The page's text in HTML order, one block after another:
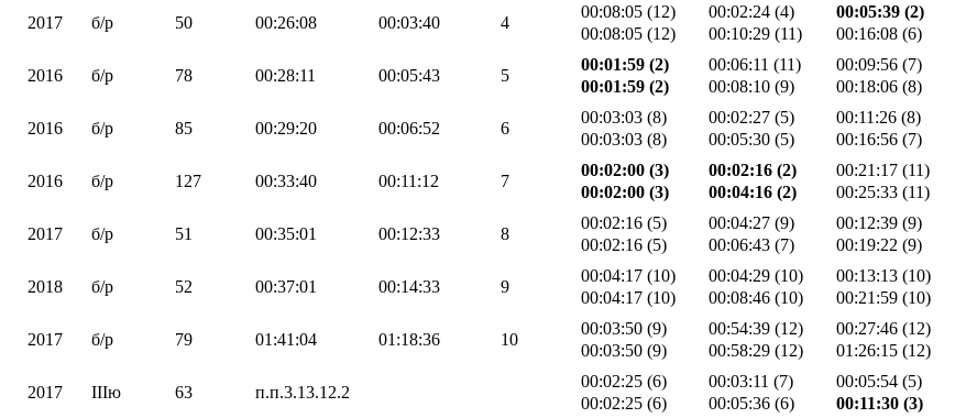
2017 б/р 50 00:26:08 00:03:40 4
00:08:05 (12)
00:08:05 (12)
00:02:24 (4)
00:10:29 (11)
00:05:39 (2)
00:16:08 (6)
2016 б/р 78 00:28:11 00:05:43 5
00:01:59 (2)
00:01:59 (2)
00:06:11 (11)
00:08:10 (9)
00:09:56 (7)
00:18:06 (8)
2016 б/р 85 00:29:20 00:06:52 6
00:03:03 (8)
00:03:03 (8)
00:02:27 (5)
00:05:30 (5)
00:11:26 (8)
00:16:56 (7)
2016 б/р 127 00:33:40 00:11:12 7
00:02:00 (3)
00:02:00 (3)
00:02:16 (2)
00:04:16 (2)
00:21:17 (11)
00:25:33 (11)
2017 б/р 51 00:35:01 00:12:33 8
00:02:16 (5)
00:02:16 (5)
00:04:27 (9)
00:06:43 (7)
00:12:39 (9)
00:19:22 (9)
2018 б/р 52 00:37:01 00:14:33 9
00:04:17 (10)
00:04:17 (10)
00:04:29 (10)
00:08:46 (10)
00:13:13 (10)
00:21:59 (10)
2017 б/р 79 01:41:04 01:18:36 10
00:03:50 (9)
00:03:50 (9)
00:54:39 (12)
00:58:29 (12)
00:27:46 (12)
01:26:15 (12)
2017 IIIю 63 п.п.3.13.12.2
00:02:25 (6)
00:02:25 (6)
00:03:11 (7)
00:05:36 (6)
00:05:54 (5)
00:11:30 (3)